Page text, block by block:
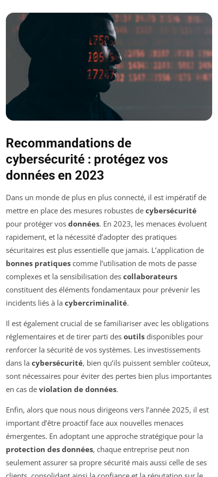
Recommandations de
cybersécurité : protégez vos
données en 2023
Dans un monde de plus en plus connecté, il est impératif de
mettre en place des mesures robustes de cybersécurité
pour protéger vos données. En 2023, les menaces évoluent
rapidement, et la nécessité d’adopter des pratiques
sécuritaires est plus essentielle que jamais. L’application de
bonnes pratiques comme l’utilisation de mots de passe
complexes et la sensibilisation des collaborateurs
constituent des éléments fondamentaux pour prévenir les
incidents liés à la cybercriminalité.
Il est également crucial de se familiariser avec les obligations
réglementaires et de tirer parti des outils disponibles pour
renforcer la sécurité de vos systèmes. Les investissements
dans la cybersécurité, bien qu’ils puissent sembler coûteux,
sont nécessaires pour éviter des pertes bien plus importantes
en cas de violation de données.
Enfin, alors que nous nous dirigeons vers l’année 2025, il est
important d’être proactif face aux nouvelles menaces
émergentes. En adoptant une approche stratégique pour la
protection des données, chaque entreprise peut non
seulement assurer sa propre sécurité mais aussi celle de ses